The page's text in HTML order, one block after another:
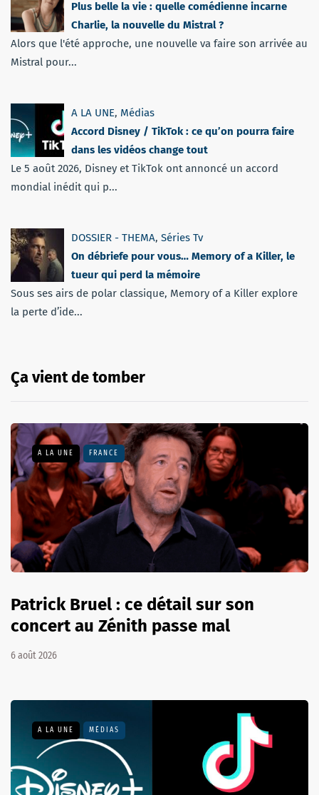
Plus belle la vie : quelle comédienne incarne
Charlie, la nouvelle du Mistral ?
Alors que l'été approche, une nouvelle va faire son arrivée au
Mistral pour...
A LA UNE, Médias
Accord Disney / TikTok : ce qu’on pourra faire
dans les vidéos change tout
Le 5 août 2026, Disney et TikTok ont annoncé un accord
mondial inédit qui p...
DOSSIER - THEMA, Séries Tv
On débriefe pour vous… Memory of a Killer, le
tueur qui perd la mémoire
Sous ses airs de polar classique, Memory of a Killer explore
la perte d’ide...
Ça vient de tomber
A LA UNE FRANCE
Patrick Bruel : ce détail sur son
concert au Zénith passe mal
6 août 2026
A LA UNE MÉDIAS